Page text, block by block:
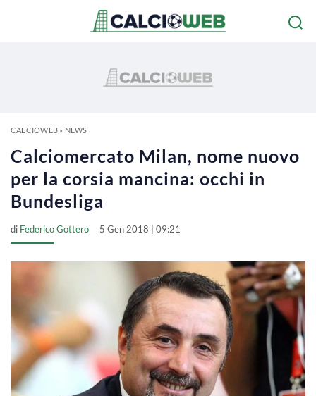
CALCIOWEB» NEWS
Calciomercato Milan, nome nuovo
per la corsia mancina: occhi in
Bundesliga
di Federico Gottero 5 Gen 2018 | 09:21